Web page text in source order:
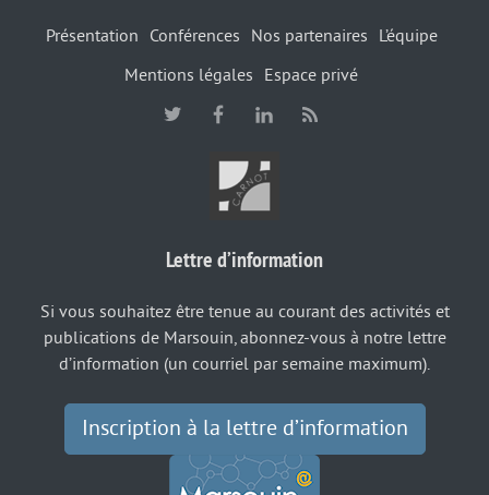
Présentation Conférences Nos partenaires
L’équipe
Mentions légales
Espace privé
Lettre d’information
Si vous souhaitez être tenue au courant des activités et
publications de Marsouin, abonnez-vous à notre lettre
d’information (un courriel par semaine maximum).
Inscription à la lettre d’information